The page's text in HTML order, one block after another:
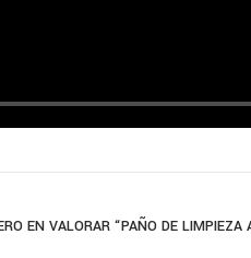
EN VALORAR “PAÑO DE